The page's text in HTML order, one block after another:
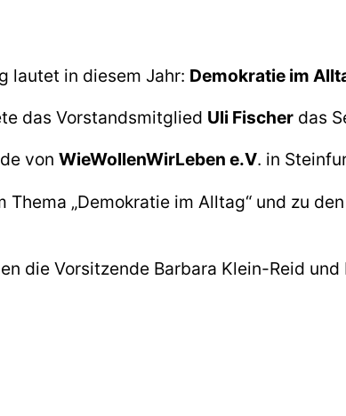
lautet in diesem Jahr: Demokratie im
das Vorstandsmitglied Uli Fischer das
von WieWollenWirLeben e.V. in
„Demokratie im Alltag“ und zu
die Vorsitzende Barbara Klein-Reid